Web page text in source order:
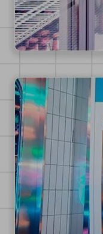
方案密码
上传回顾
上传素材
通知
私信